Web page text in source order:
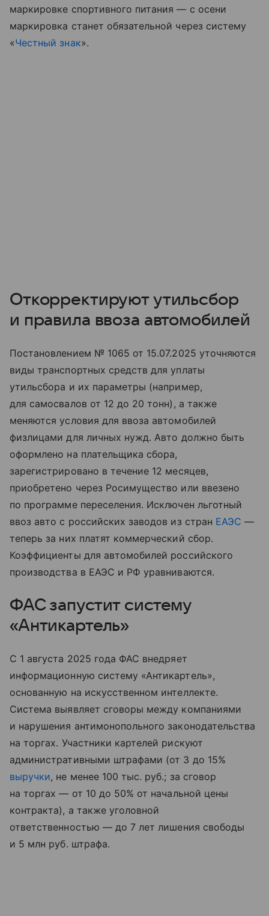
маркировке спортивного питания — с осени
маркировка станет обязательной через систему
«Честный знак».
Откорректируют утильсбор
и правила ввоза автомобилей
Постановлением № 1065 от 15.07.2025 уточняются
виды транспортных средств для уплаты
утильсбора и их параметры (например,
для самосвалов от 12 до 20 тонн), а также
меняются условия для ввоза автомобилей
физлицами для личных нужд. Авто должно быть
оформлено на плательщика сбора,
зарегистрировано в течение 12 месяцев,
приобретено через Росимущество или ввезено
по программе переселения. Исключен льготный
ввоз авто с российских заводов из стран ЕАЭС —
теперь за них платят коммерческий сбор.
Коэффициенты для автомобилей российского
производства в ЕАЭС и РФ уравниваются.
ФАС запустит систему
«Антикартель»
С 1 августа 2025 года ФАС внедряет
информационную систему «Антикартель»,
основанную на искусственном интеллекте.
Система выявляет сговоры между компаниями
и нарушения антимонопольного законодательства
на торгах. Участники картелей рискуют
административными штрафами (от 3 до 15%
выручки, не менее 100 тыс. руб.; за сговор
на торгах — от 10 до 50% от начальной цены
контракта), а также уголовной
ответственностью — до 7 лет лишения свободы
и 5 млн руб. штрафа.